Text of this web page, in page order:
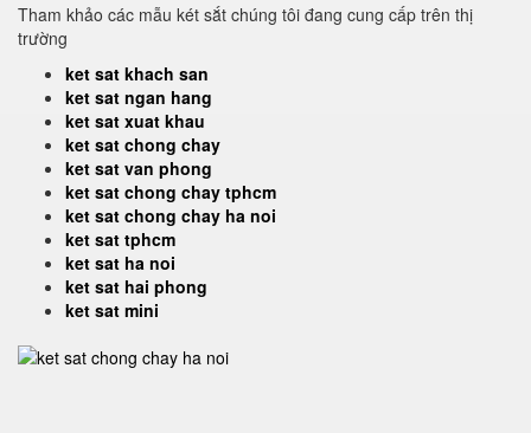
Tham khảo các mẫu két sắt chúng tôi đang cung cấp trên thị
trường
ket sat khach san
ket sat ngan hang
ket sat xuat khau
ket sat chong chay
ket sat van phong
ket sat chong chay tphcm
ket sat chong chay ha noi
ket sat tphcm
ket sat ha noi
ket sat hai phong
ket sat mini